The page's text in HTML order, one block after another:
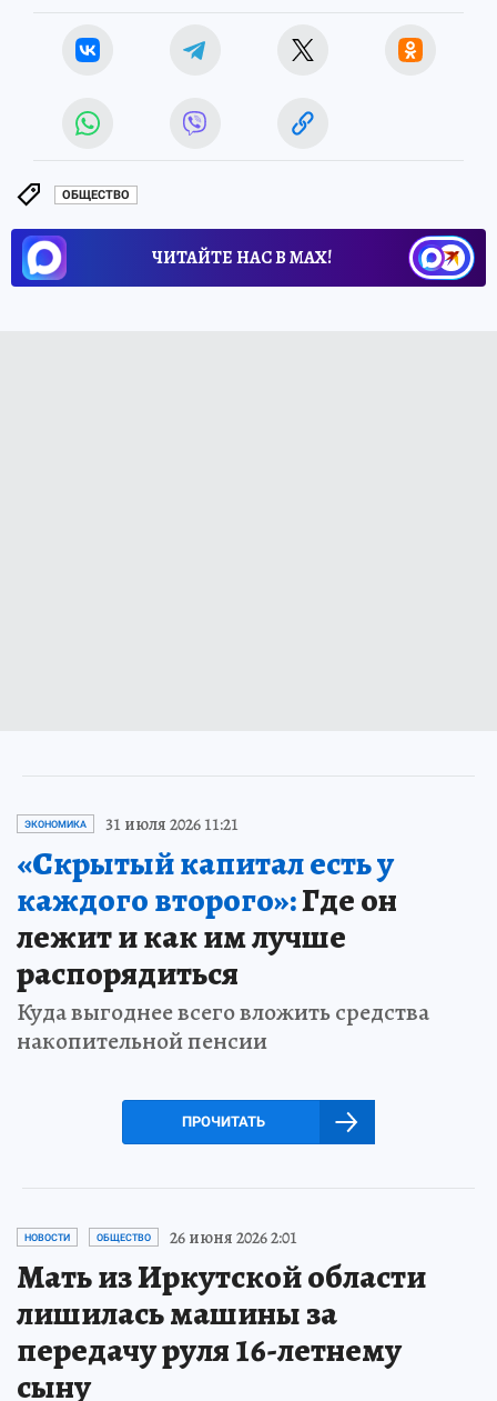
ОБЩЕСТВО
ЧИТАЙТЕ НАС В МАХ!
ЭКОНОМИКА 31 июля 2026 11:21
«Скрытый капитал есть у
каждого второго»:Где он
лежит и как им лучше
распорядиться
Куда выгоднее всего вложить средства
накопительной пенсии
ПРОЧИТАТЬ
НОВОСТИ ОБЩЕСТВО 26 июня 2026 2:01
Мать из Иркутской области
лишилась машины за
передачу руля 16-летнему
сыну